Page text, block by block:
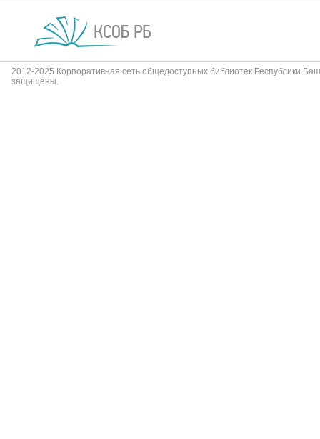
2012-2025 Корпоративная сеть общедоступных библиотек Республики
защищены.